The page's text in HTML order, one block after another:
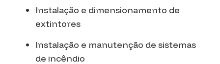
Instalação e dimensionamento de
extintores
Instalação e manutenção de sistemas
de incêndio